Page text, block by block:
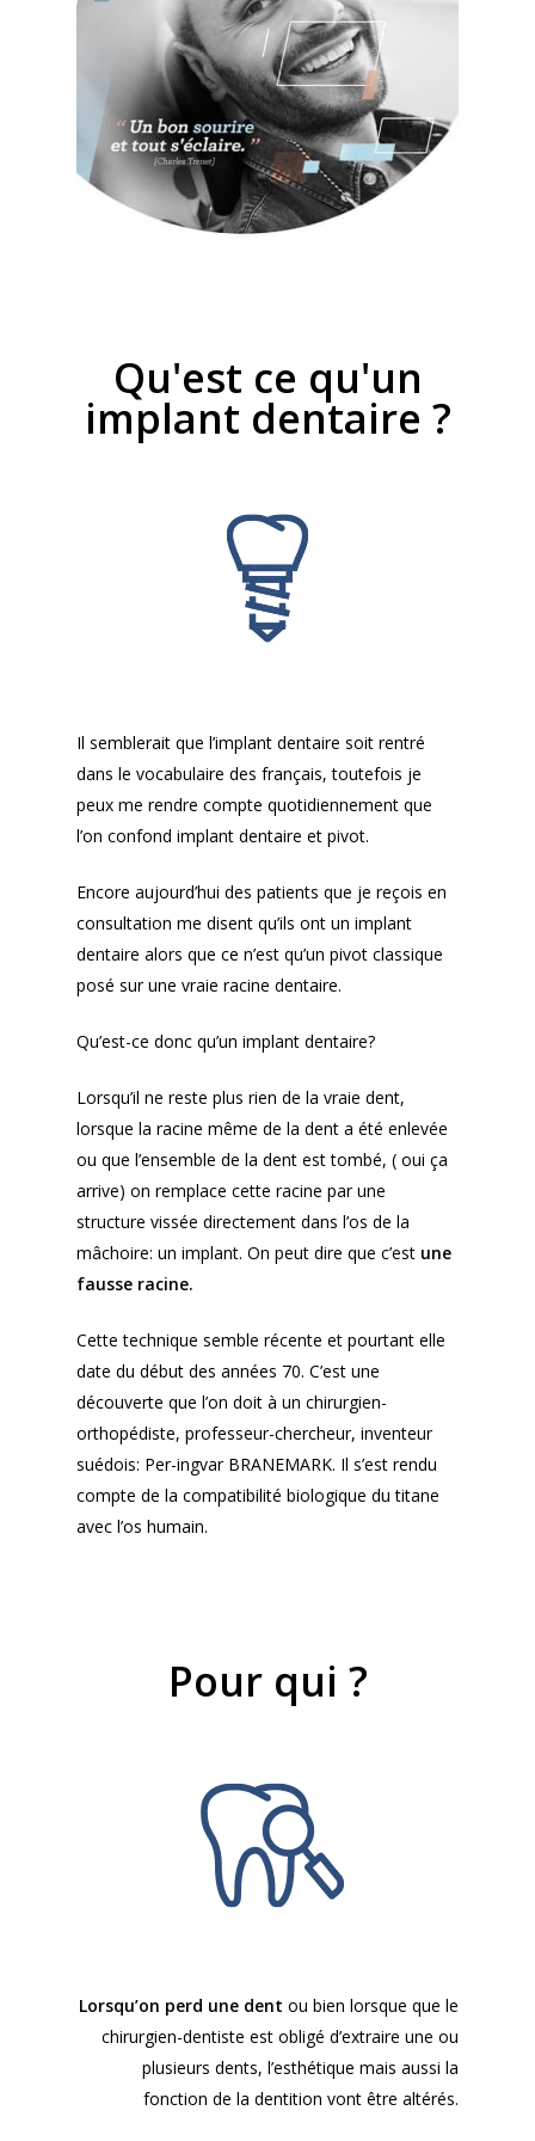
Qu'est ce qu'un
implant dentaire ?
Il semblerait que l’implant dentaire soit rentré
dans le vocabulaire des français, toutefois je
peux me rendre compte quotidiennement que
l’on confond implant dentaire et pivot.
Encore aujourd’hui des patients que je reçois en
consultation me disent qu’ils ont un implant
dentaire alors que ce n’est qu’un pivot classique
posé sur une vraie racine dentaire.
Qu’est-ce donc qu’un implant dentaire?
Lorsqu’il ne reste plus rien de la vraie dent,
lorsque la racine même de la dent a été enlevée
ou que l’ensemble de la dent est tombé, ( oui ça
arrive) on remplace cette racine par une
structure vissée directement dans l’os de la
mâchoire: un implant. On peut dire que c’est une
fausse racine.
Cette technique semble récente et pourtant elle
date du début des années 70. C’est une
découverte que l’on doit à un chirurgien-
orthopédiste, professeur-chercheur, inventeur
suédois: Per-ingvar BRANEMARK. Il s’est rendu
compte de la compatibilité biologique du titane
avec l’os humain.
Pour qui ?
Lorsqu’on perd une dent ou bien lorsque que le
chirurgien-dentiste est obligé d’extraire une ou
plusieurs dents, l’esthétique mais aussi la
fonction de la dentition vont être altérés.